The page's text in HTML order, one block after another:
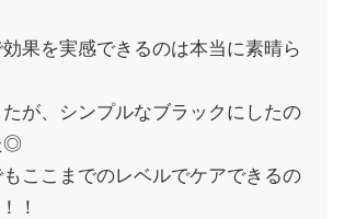
果を実感できるのは本当に素晴ら
が、シンプルなブラックにしたの
◎
ここまでのレベルでケアできるの
！